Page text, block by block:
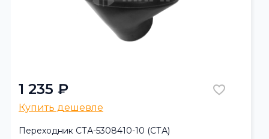
1 235 ₽
Купить дешевле
Переходник СТА-5308410-10 (СТА)